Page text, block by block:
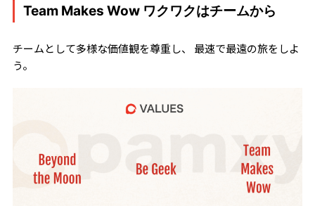
Team Makes Wow ワクワクはチームから
チームとして多様な価値観を尊重し、 最速で最遠の旅をしよ
う。